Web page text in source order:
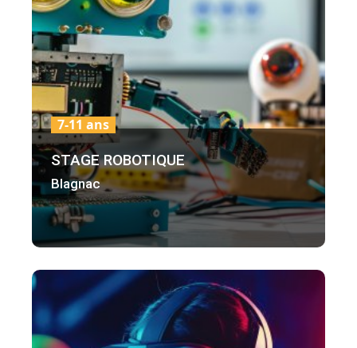
STAGE ROBOTIQUE
Blagnac
7-11 ans